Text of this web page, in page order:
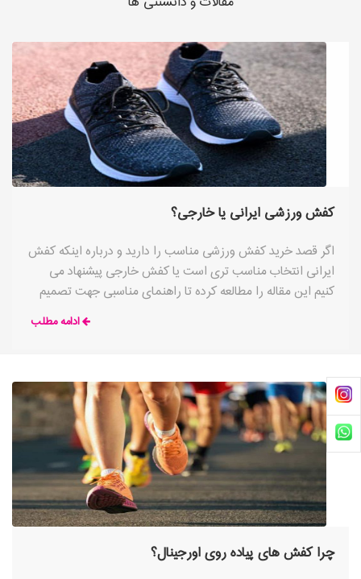
کفش ورزشی ایرانی یا خارجی؟
اگر قصد خرید کفش ورزشی مناسب را دارید و درباره اینکه کفش
ایرانی انتخاب مناسب تری است یا کفش خارجی پیشنهاد می
کنیم این مقاله را مطالعه کرده تا راهنمای مناسبی جهت تصمیم
ادامه مطلب
چرا کفش های پیاده روی اورجینال؟